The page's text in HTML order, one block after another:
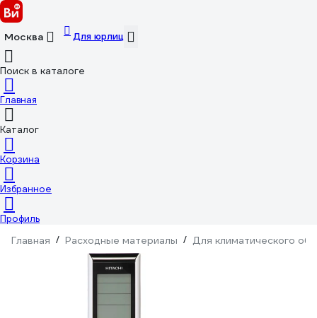
Москва Для юрлиц
Поиск в каталоге
Главная
Каталог
Корзина
Избранное
Профиль
Главная / Расходные материалы / Для климатического